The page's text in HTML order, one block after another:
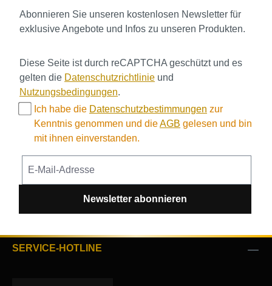
Abonnieren Sie unseren kostenlosen Newsletter für
exklusive Angebote und Infos zu unseren Produkten.
Diese Seite ist durch reCAPTCHA geschützt und es
gelten die Datenschutzrichtlinie und
Nutzungsbedingungen.
Ich habe die Datenschutzbestimmungen zur
Kenntnis genommen und dieAGB gelesen und bin
mit ihnen einverstanden.
Newsletter abonnieren
SERVICE-HOTLINE